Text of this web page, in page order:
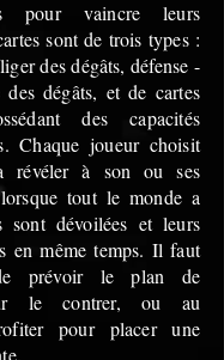
pour vaincre leurs
sont de trois types :
des dégâts, défense -
dégâts, et de cartes
des capacités
Chaque joueur choisit
révéler à son ou ses
tout le monde a
sont dévoilées et leurs
en même temps. Il faut
prévoir le plan de
le contrer, ou au
pour placer une